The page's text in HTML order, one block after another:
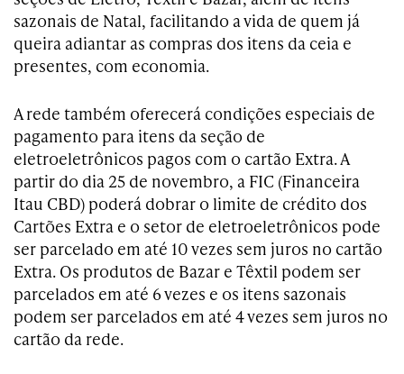
sazonais de Natal, facilitando a vida de quem já
queira adiantar as compras dos itens da ceia e
presentes, com economia.
A rede também oferecerá condições especiais de
pagamento para itens da seção de
eletroeletrônicos pagos com o cartão Extra. A
partir do dia 25 de novembro, a FIC (Financeira
Itau CBD) poderá dobrar o limite de crédito dos
Cartões Extra e o setor de eletroeletrônicos pode
ser parcelado em até 10 vezes sem juros no cartão
Extra. Os produtos de Bazar e Têxtil podem ser
parcelados em até 6 vezes e os itens sazonais
podem ser parcelados em até 4 vezes sem juros no
cartão da rede.